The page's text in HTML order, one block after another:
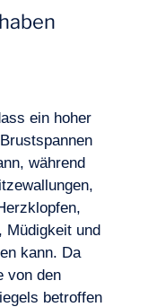
ein hoher
während
Müdigkeit und
kann. Da
von den
betroffen